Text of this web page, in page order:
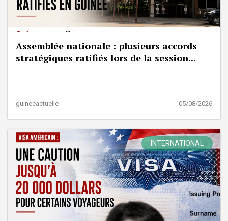
Assemblée nationale : plusieurs accords
stratégiques ratifiés lors de la session...
guineeactuelle 05/08/2026
INTERNATIONAL